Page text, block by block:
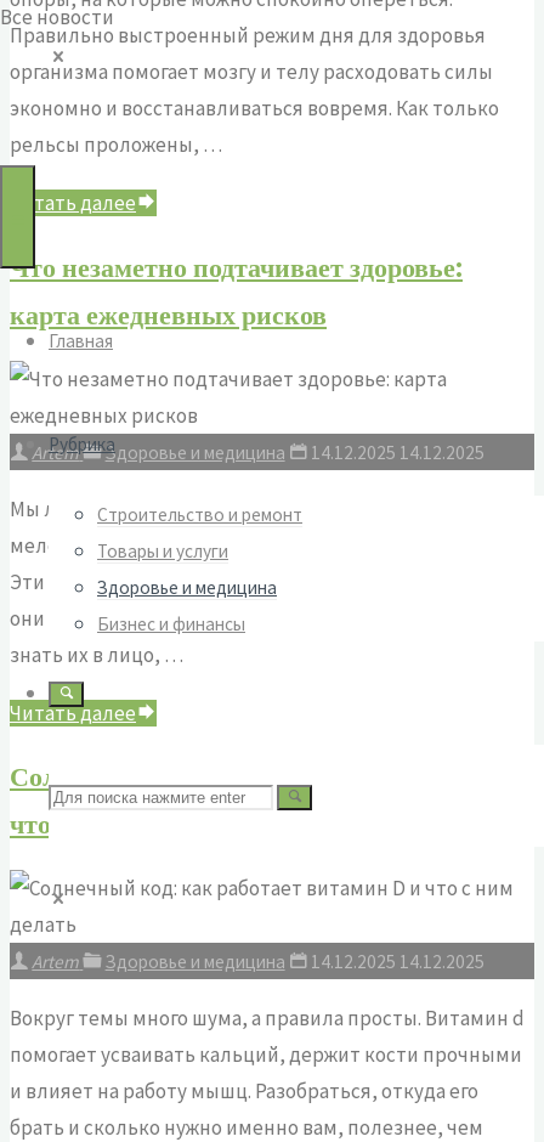
по:
Все новости
Главная
Рубрика
Строительство и ремонт
Товары и услуги
Здоровье и медицина
Бизнес и финансы
Поиск
по:
Правильно выстроенный режим дня для здоровья
организма помогает мозгу и телу расходовать силы
экономно и восстанавливаться вовремя. Как только
рельсы проложены, …
Читать далее
биоритмы
и
режим
дня,
который
на
здоровье"
Что незаметно подтачивает здоровье:
карта ежедневных рисков
Artem Здоровье и медицина 14.12.2025 14.12.2025
Мы легко замечаем явные перегибы, но часто упускаем
мелочи, которые год за годом бьют по самочувствию.
Эти вредные факторы для здоровья редко громкие,
они накапливаются тихо и действуют в связке. Если
знать их в лицо, …
Читать далее
подтачивает
ежедневных
Солнечный код: как работает витамин D и
что с ним делать
Artem Здоровье и медицина 14.12.2025 14.12.2025
Вокруг темы много шума, а правила просты. Витамин d
помогает усваивать кальций, держит кости прочными
и влияет на работу мышц. Разобраться, откуда его
брать и сколько нужно именно вам, полезнее, чем